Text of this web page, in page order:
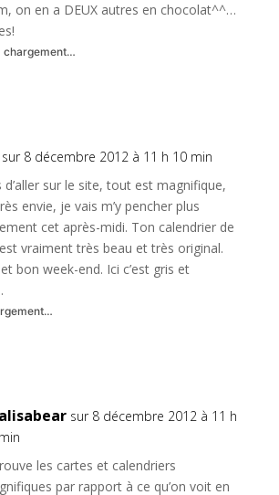
on en a DEUX autres en chocolat^^…
chargement…
sur 8 décembre 2012 à 11 h 10 min
d’aller sur le site, tout est magnifique,
envie, je vais m’y pencher plus
cet après-midi. Ton calendrier de
est vraiment très beau et très original.
bon week-end. Ici c’est gris et
sur 8 décembre 2012 à 11 h
les cartes et calendriers
par rapport à ce qu’on voit en